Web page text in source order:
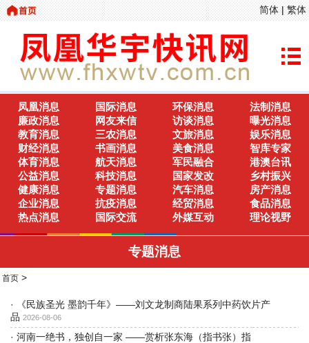
简体| 繁体
凤凰消息 国际消息 环保消息
法制消息
廉政消息
网友来信 访谈消息
曝光消息
教育消息
三农消息 文旅消息
娱乐消息
财经消息
书画消息 美食消息
智库专家
体育消息
航天消息 军民融合
港澳台讯
公益消息
科技消息 国家发改
乡村振兴
健康消息
专题消息 汽车消息
房产消息
企业消息
抗疫消息 经贸消息
食品消息
热点消息
国际交流 外媒互动 理论视野
专题消息
首页 >
·
《民族圣光 墨韵千年》——刘文龙制商陆果系列中药饮片产
品 2026-08-06
· 河南一绝书，独创自一家 ——赏析张东海（指书张）指